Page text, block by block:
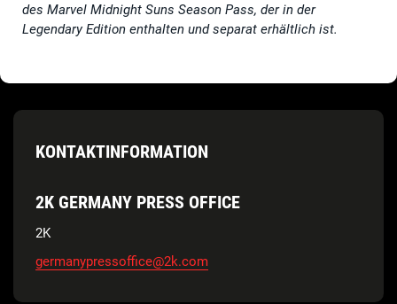
des Marvel Midnight Suns Season Pass, der in der
Legendary Edition enthalten und separat erhältlich ist.
KONTAKTINFORMATION
2K GERMANY PRESS OFFICE
2K
germanypressoffice@2k.com